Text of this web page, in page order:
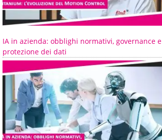
IA in azienda: obblighi normativi, governance e
protezione dei dati